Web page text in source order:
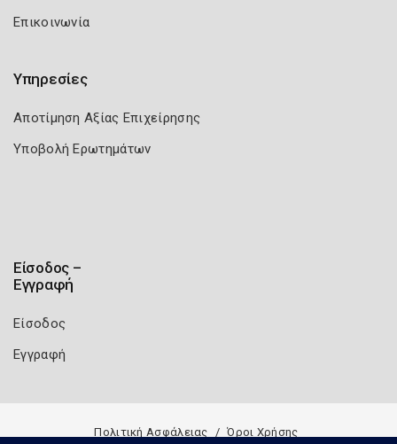
Επικοινωνία
Υπηρεσίες
Αποτίμηση Αξίας Επιχείρησης
Υποβολή Ερωτημάτων
Είσοδος –
Εγγραφή
Είσοδος
Εγγραφή
Πολιτική Ασφάλειας Όροι Χρήσης